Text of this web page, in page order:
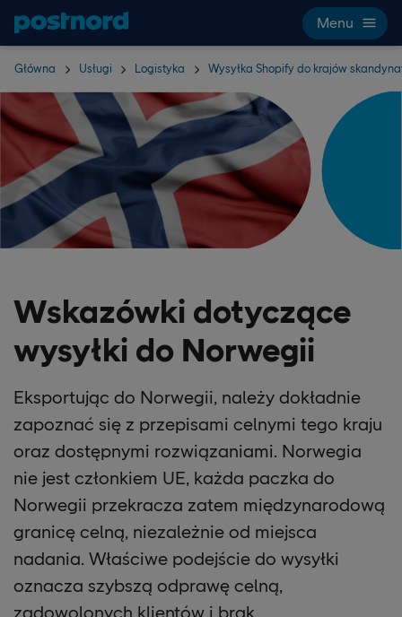
Hoppa över navigering och sök
Menu
Główna Usługi Logistyka Wysyłka Shopify do krajów
Wskazówki dotyczące
wysyłki do Norwegii
Eksportując do Norwegii, należy dokładnie
zapoznać się z przepisami celnymi tego kraju
oraz dostępnymi rozwiązaniami. Norwegia
nie jest członkiem UE, każda paczka do
Norwegii przekracza zatem międzynarodową
granicę celną, niezależnie od miejsca
nadania. Właściwe podejście do wysyłki
oznacza szybszą odprawę celną,
zadowolonych klientów i brak